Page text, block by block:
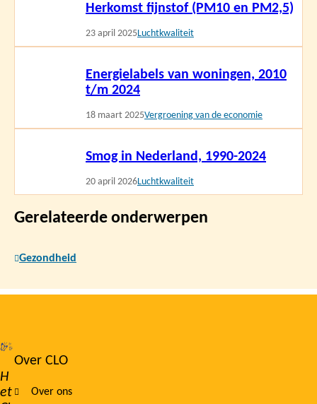
Herkomst fijnstof (PM10 en PM2,5)
23 april 2025Luchtkwaliteit
Energielabels van woningen, 2010
t/m 2024
18 maart 2025Vergroening van de economie
Smog in Nederland, 1990-2024
20 april 2026Luchtkwaliteit
Gerelateerde onderwerpen
Gezondheid
H
et
Footer
navigation
Over CLO
Over ons